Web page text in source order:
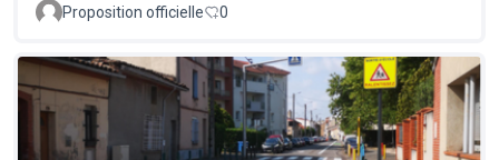
Proposition officielle 0